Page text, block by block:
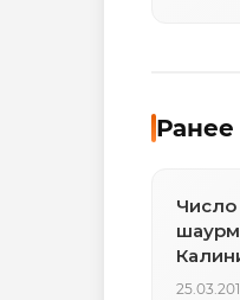
Ранее
Число